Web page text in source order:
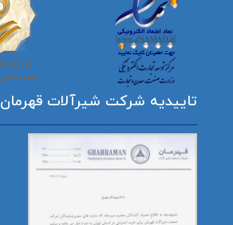
تاییدیه شرکت شیرآلات قهرمان